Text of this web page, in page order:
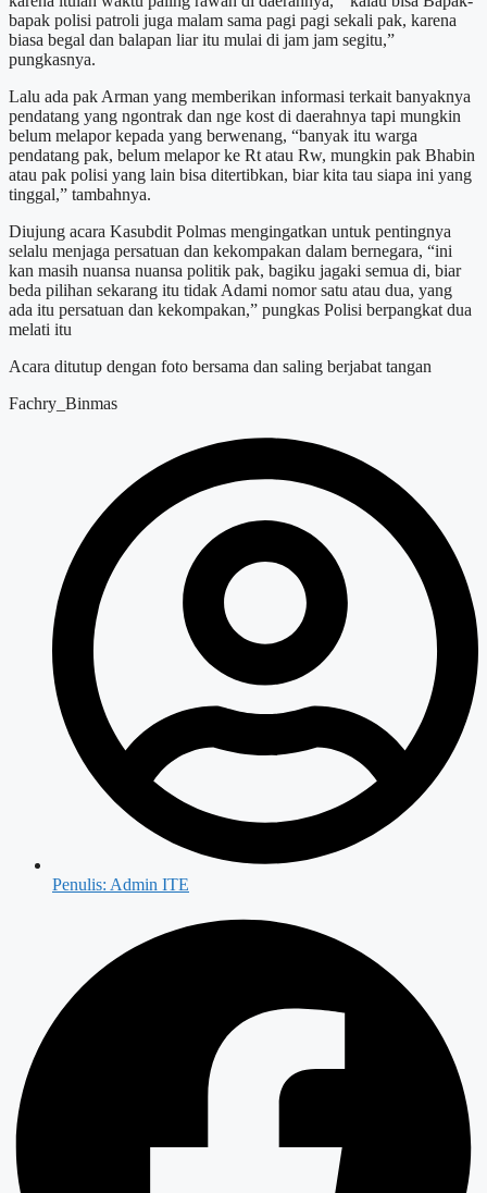
bapak polisi patroli juga malam sama pagi pagi sekali pak, karena
biasa begal dan balapan liar itu mulai di jam jam segitu,”
pungkasnya.
Lalu ada pak Arman yang memberikan informasi terkait banyaknya
pendatang yang ngontrak dan nge kost di daerahnya tapi mungkin
belum melapor kepada yang berwenang, “banyak itu warga
pendatang pak, belum melapor ke Rt atau Rw, mungkin pak Bhabin
atau pak polisi yang lain bisa ditertibkan, biar kita tau siapa ini yang
tinggal,” tambahnya.
Diujung acara Kasubdit Polmas mengingatkan untuk pentingnya
selalu menjaga persatuan dan kekompakan dalam bernegara, “ini
kan masih nuansa nuansa politik pak, bagiku jagaki semua di, biar
beda pilihan sekarang itu tidak Adami nomor satu atau dua, yang
ada itu persatuan dan kekompakan,” pungkas Polisi berpangkat dua
melati itu
Acara ditutup dengan foto bersama dan saling berjabat tangan
Fachry_Binmas
Penulis: Admin ITE